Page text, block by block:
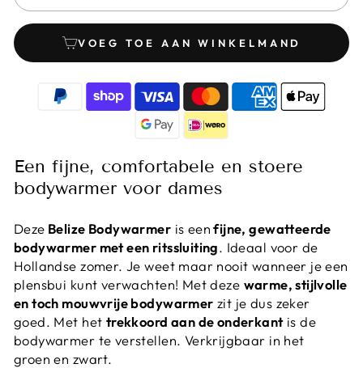
VOEG TOE AAN WINKELMAND
Een fijne, comfortabele en stoere
bodywarmer voor dames
Deze Belize Bodywarmer is eenfijne, gewatteerde
bodywarmer met een ritssluiting. Ideaal voor de
Hollandse zomer. Je weet maar nooit wanneer je een
plensbui kunt verwachten! Met deze warme, stijlvolle
en toch mouwvrije bodywarmer zit je dus zeker
goed. Met het trekkoord aan de onderkantis de
bodywarmer te verstellen. Verkrijgbaar in het
groen en zwart.